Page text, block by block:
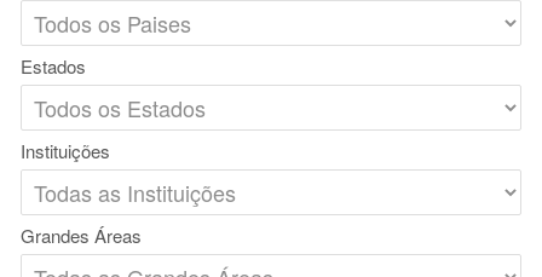
Estados
Instituições
Grandes Áreas